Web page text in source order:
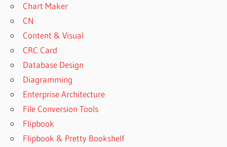
Chart Maker
CN
Content & Visual
CRC Card
Database Design
Diagramming
Enterprise Architecture
File Conversion Tools
Flipbook
Flipbook & Pretty Bookshelf